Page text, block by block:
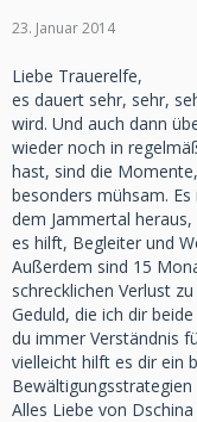
23. Januar 2014
Liebe Trauerelfe,
es dauert sehr, sehr,
wird. Und auch dann
wieder noch in
hast, sind die
besonders mühsam.
dem Jammertal
es hilft, Begleiter und
Außerdem sind 15
schrecklichen Verlust
Geduld, die ich dir
du immer Verständnis
vielleicht hilft es dir ein
Alles Liebe von Dschina